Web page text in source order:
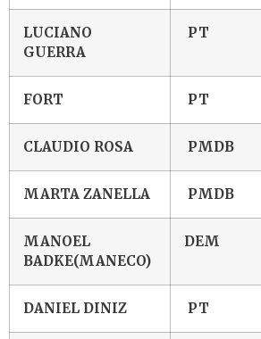
LUCIANO
GUERRA
PT
FORT PT
CLAUDIO ROSA PMDB
MARTA ZANELLA PMDB
MANOEL
BADKE(MANECO)
DEM
DANIEL DINIZ PT